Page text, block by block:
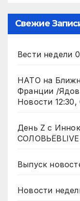
Свежие
Вести недели
НАТО на
Франции /
Новости 12:30,
День Z с
СОЛОВЬЁВLIVE
Выпуск
Новости